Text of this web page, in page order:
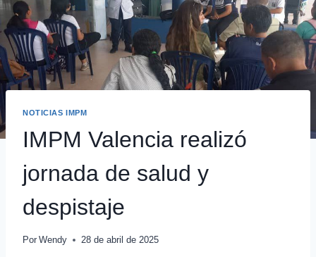
NOTICIAS IMPM
IMPM Valencia realizó
jornada de salud y
despistaje
Por Wendy 28 de abril de 2025